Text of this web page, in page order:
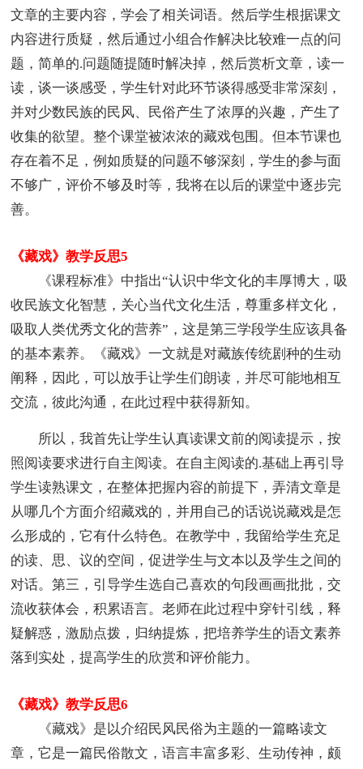
文章的主要内容，学会了相关词语。然后学生根据课文
内容进行质疑，然后通过小组合作解决比较难一点的问
题，简单的.问题随提随时解决掉，然后赏析文章，读一
读，谈一谈感受，学生针对此环节谈得感受非常深刻，
并对少数民族的民风、民俗产生了浓厚的兴趣，产生了
收集的欲望。整个课堂被浓浓的藏戏包围。但本节课也
存在着不足，例如质疑的问题不够深刻，学生的参与面
不够广，评价不够及时等，我将在以后的课堂中逐步完
善。
《藏戏》教学反思5
《课程标准》中指出“认识中华文化的丰厚博大，吸
收民族文化智慧，关心当代文化生活，尊重多样文化，
吸取人类优秀文化的营养”，这是第三学段学生应该具备
的基本素养。《藏戏》一文就是对藏族传统剧种的生动
阐释，因此，可以放手让学生们朗读，并尽可能地相互
交流，彼此沟通，在此过程中获得新知。
所以，我首先让学生认真读课文前的阅读提示，按
照阅读要求进行自主阅读。在自主阅读的.基础上再引导
学生读熟课文，在整体把握内容的前提下，弄清文章是
从哪几个方面介绍藏戏的，并用自己的话说说藏戏是怎
么形成的，它有什么特色。在教学中，我留给学生充足
的读、思、议的空间，促进学生与文本以及学生之间的
对话。第三，引导学生选自己喜欢的句段画画批批，交
流收获体会，积累语言。老师在此过程中穿针引线，释
疑解惑，激励点拨，归纳提炼，把培养学生的语文素养
落到实处，提高学生的欣赏和评价能力。
《藏戏》教学反思6
《藏戏》是以介绍民风民俗为主题的一篇略读文
章，它是一篇民俗散文，语言丰富多彩、生动传神，颇